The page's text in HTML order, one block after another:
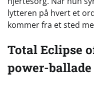
lytteren på hvert et
kommer fra et sted
Total Eclipse
power-